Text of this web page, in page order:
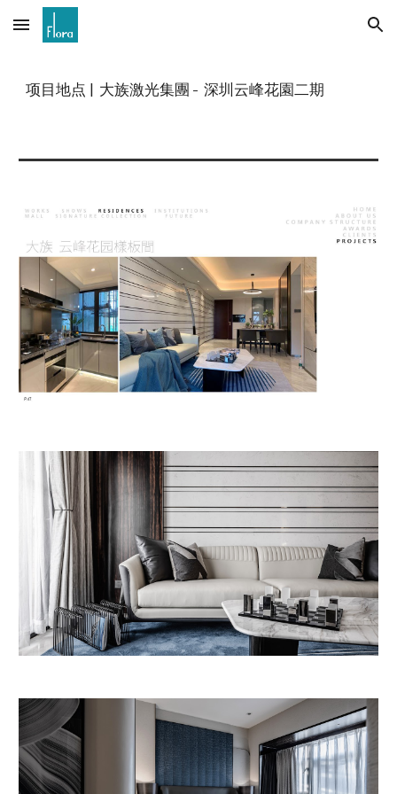
Skip to main content Skip to navigation
项目地点 大族激光集團 - 深圳云峰花園二期